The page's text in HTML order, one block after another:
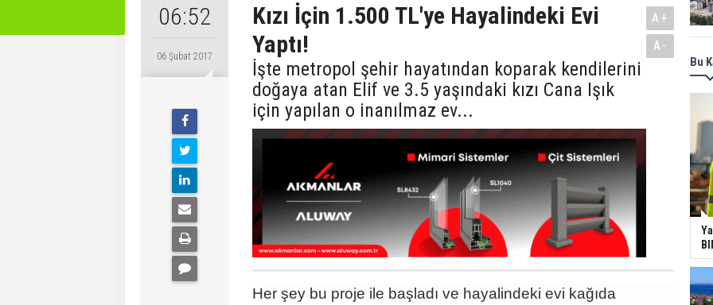
06:52
06 Şubat 2017
Kızı İçin 1.500 TL'ye Hayalindeki Evi
Yaptı!
İşte metropol şehir hayatından koparak kendilerini
doğaya atan Elif ve 3.5 yaşındaki kızı Cana Işık
için yapılan o inanılmaz ev...
A+
A-
Her şey bu proje ile başladı ve hayalindeki evi kağıda
Bu